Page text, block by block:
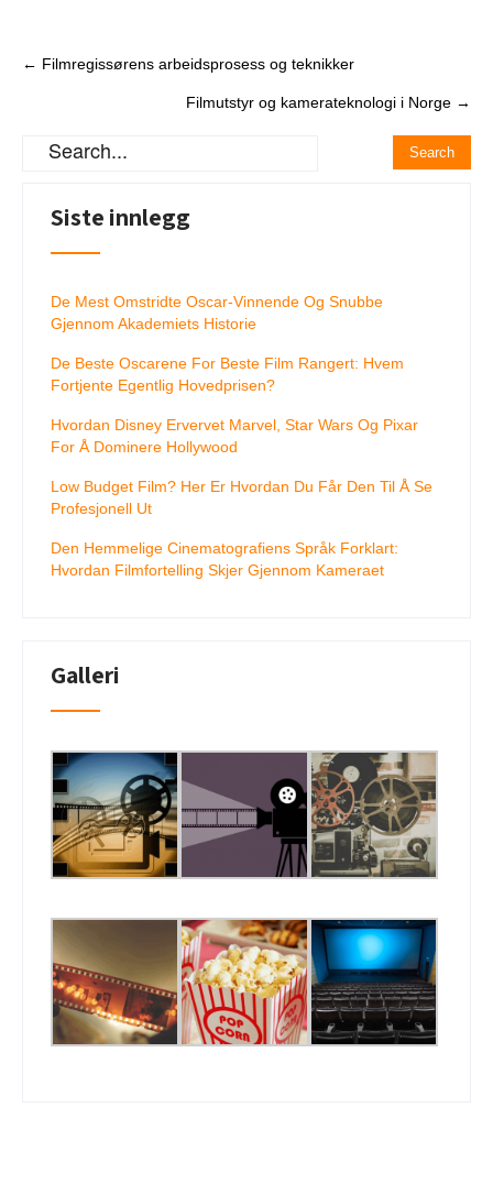
Post
← Filmregissørens arbeidsprosess og teknikker
Filmutstyr og kamerateknologi i Norge →
Siste innlegg
De Mest Omstridte Oscar-Vinnende Og Snubbe
Gjennom Akademiets Historie
De Beste Oscarene For Beste Film Rangert: Hvem
Fortjente Egentlig Hovedprisen?
Hvordan Disney Ervervet Marvel, Star Wars Og Pixar
For Å Dominere Hollywood
Low Budget Film? Her Er Hvordan Du Får Den Til Å Se
Profesjonell Ut
Den Hemmelige Cinematografiens Språk Forklart:
Hvordan Filmfortelling Skjer Gjennom Kameraet
Galleri